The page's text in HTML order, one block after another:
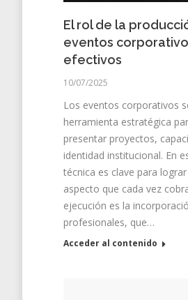
El rol de la
eventos
efectivos
10/07/2025
Los eventos corporativos
herramienta estratégica
presentar proyectos,
identidad institucional. En
técnica es clave para
aspecto que cada vez
ejecución es la
profesionales, que…
Acceder al contenido